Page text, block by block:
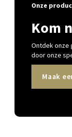
Onze
Kom
Ontdek onze
door onze
Maak